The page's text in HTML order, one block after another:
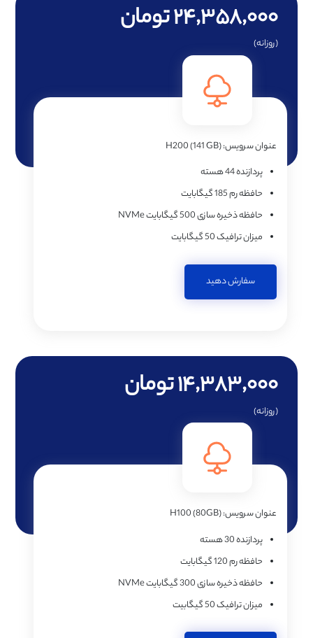
۲۴,۳۵۸,۰۰۰ تومان
(روزانه)
عنوان سرویس:H200 (141 GB)
پردازنده44 هسته
حافظه رم185 گیگابایت
حافظه ذخیره سازی500 گیگابایت NVMe
میزان ترافیک50 گیگابایت
سفارش دهید
۱۴,۳۸۳,۰۰۰ تومان
(روزانه)
عنوان سرویس:H100 (80GB)
پردازنده30 هسته
حافظه رم120 گیگابایت
حافظه ذخیره سازی300 گیگابایت NVMe
میزان ترافیک50 گیگابیت